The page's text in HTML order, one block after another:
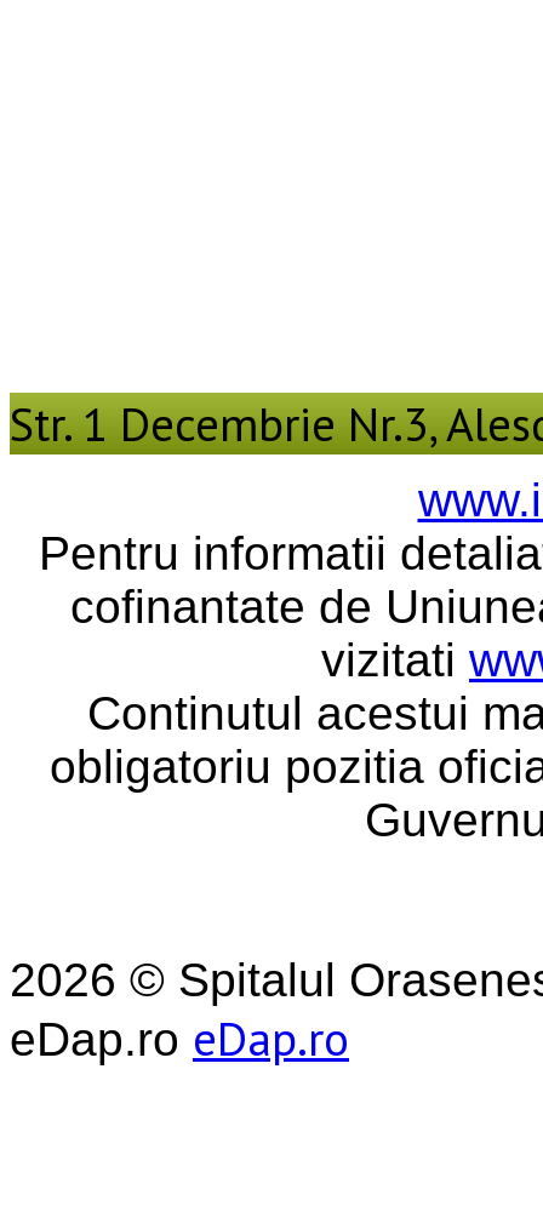
Str. 1 Decembrie Nr.3,
Pentru informatii
cofinantate de
vizitati
Continutul acestui
obligatoriu pozitia
2026 © Spitalul
eDap.ro eDap.ro